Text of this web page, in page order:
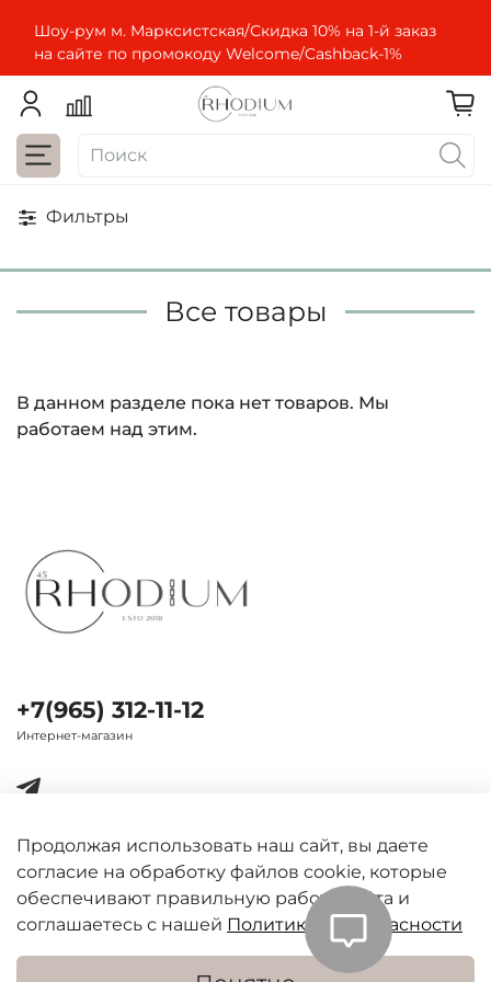
Шоу-рум м. Марксистская/Скидка 10% на 1-й заказ
на сайте по промокоду Welcome/Cashbaсk-1%
Фильтры
Все товары
В данном разделе пока нет товаров. Мы
работаем над этим.
Важная информация
+7(965) 312-11-12
Интернет-магазин
Продолжая использовать наш сайт, вы даете
согласие на обработку файлов cookie, которые
обеспечивают правильную работу сайта и
соглашаетесь с нашей Политикой безопасности